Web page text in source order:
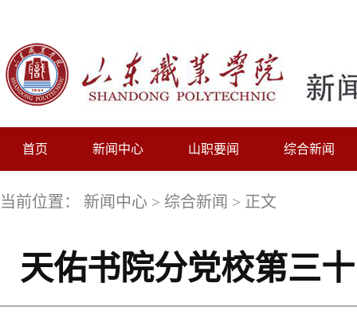
首页 新闻中心 山职要闻 综合新闻
当前位置： 新闻中心 > 综合新闻 > 正文
天佑书院分党校第三